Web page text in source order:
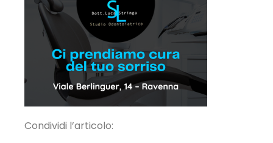
Condividi l’articolo: